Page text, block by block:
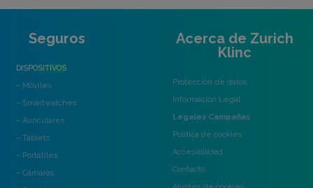
Seguros
DISPOSITIVOS
– Móviles
– Smartwatches
– Auriculares
– Tablets
– Portátiles
– Cámaras
Acerca de Zurich
Klinc
Protección de datos
Información Legal
Legales Campañas
Política de cookies
Accesibilidad
Contacto